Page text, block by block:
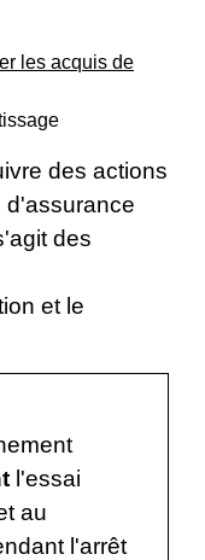
les acquis de
des actions
d'assurance
des
et le
l'essai
au
l'arrêt